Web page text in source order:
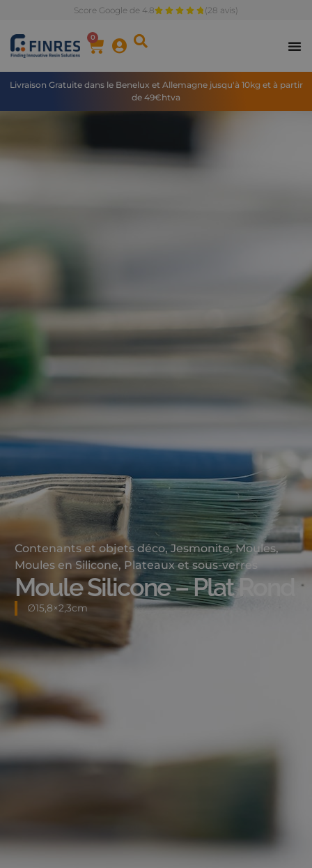
Score Google de 4.8 (28 avis)
0
Livraison Gratuite dans le Benelux et Allemagne jusqu'à 10kg et à partir
de 49€htva
Contenants et objets déco, Jesmonite,Moules,
Moules en Silicone, Plateaux et sous-verres
Moule Silicone – Plat Rond
∅15,8×2,3cm